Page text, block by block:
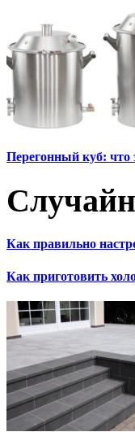
Перегонный куб: что
Как правильно
Как приготовить